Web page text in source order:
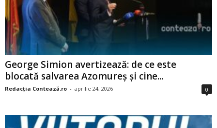
George Simion avertizează: de ce este
blocată salvarea Azomureș și cine...
Redacția Contează.ro - aprilie 24, 2026 0